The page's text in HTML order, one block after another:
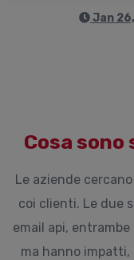
Jan
Cosa sono
Le aziende
coi clienti. Le due
email api,
ma hanno